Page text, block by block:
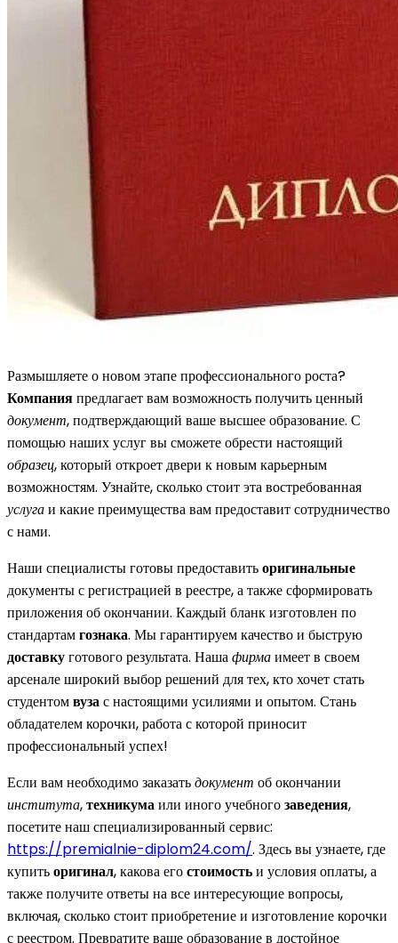
Размышляете о новом этапе профессионального роста?
Компанияпредлагает вам возможность получить ценный
документ, подтверждающий ваше высшее образование. С
помощью наших услуг вы сможете обрести настоящий
образец, который откроет двери к новым карьерным
возможностям. Узнайте, сколько стоит эта востребованная
услугаи какие преимущества вам предоставит сотрудничество
с нами.
Наши специалисты готовы предоставитьоригинальные
документы с регистрацией в реестре, а также сформировать
приложения об окончании. Каждый бланк изготовлен по
стандартамгознака. Мы гарантируем качество и быструю
доставкуготового результата. Нашафирмаимеет в своем
арсенале широкий выбор решений для тех, кто хочет стать
студентомвузас настоящими усилиями и опытом. Стань
обладателем корочки, работа с которой приносит
профессиональный успех!
Если вам необходимо заказатьдокумент об окончании
института,техникумаили иного учебногозаведения,
посетите наш специализированный сервис:
https://premialnie-diplom24.com/. Здесь вы узнаете, где
купитьоригинал, какова егостоимостьи условия оплаты, а
также получите ответы на все интересующие вопросы,
включая, сколько стоит приобретение и изготовление корочки
с реестром. Превратите ваше образование в достойное